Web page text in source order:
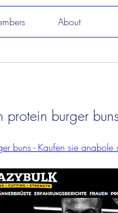
About
burger
buns - Kaufen sie anabole